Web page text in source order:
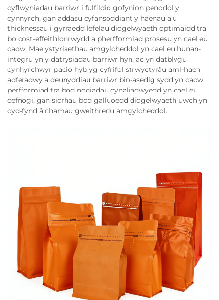
cyflwyniadau barriwr i fulfildio gofynion penodol y
cynnyrch, gan addasu cyfansoddiant y haenau a'u
thicknessau i gyrraedd lefelau diogelwyaeth optimaidd tra
bo cost-effeithlonrwydd a pherfformiad prosesu yn cael eu
cadw. Mae ystyriaethau amgylcheddol yn cael eu hunan-
integru yn y datrysiadau barriwr hyn, ac yn datblygu
cynhyrchwyr pacio hyblyg cyfrifol strwyctyrâu aml-haen
adferadwy a deunyddiau barriwr bio-asedig sydd yn cadw
perfformiad tra bod nodiadau cynaliadwyedd yn cael eu
cefnogi, gan sicrhau bod galluoedd diogelwyaeth uwch yn
cyd-fynd â chamau gweithredu amgylcheddol.